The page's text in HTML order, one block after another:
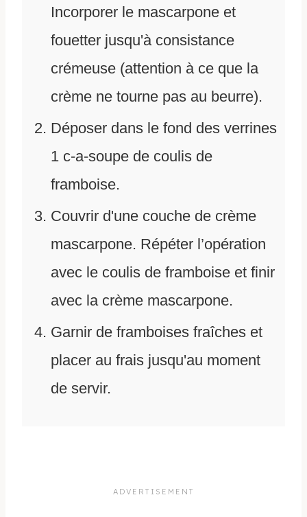
Incorporer le mascarpone et
fouetter jusqu'à consistance
crémeuse (attention à ce que la
crème ne tourne pas au beurre).
Déposer dans le fond des verrines
1 c-a-soupe de coulis de
framboise.
Couvrir d'une couche de crème
mascarpone. Répéter l’opération
avec le coulis de framboise et finir
avec la crème mascarpone.
Garnir de framboises fraîches et
placer au frais jusqu'au moment
de servir.